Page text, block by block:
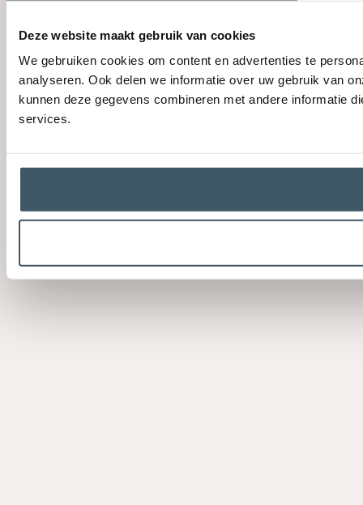
Deze website maakt gebruik van cookies
We gebruiken cookies om content en advertenties te
analyseren. Ook delen we informatie over uw gebruik van
kunnen deze gegevens combineren met andere informatie
services.